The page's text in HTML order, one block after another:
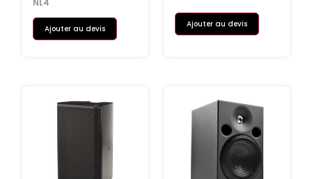
NL4
Ajouter au devis Ajouter au devis